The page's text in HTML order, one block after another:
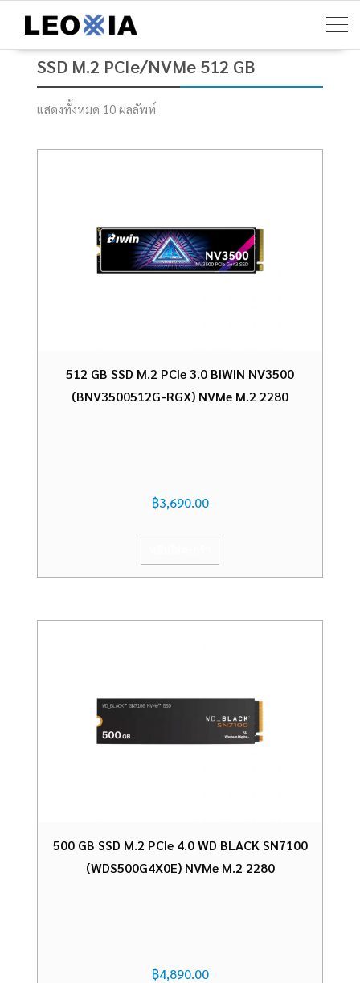
content
SSD M.2 PCIe/NVMe 512 GB
แสดงทั้งหมด 10 ผลลัพท์
512 GB SSD M.2 PCIe 3.0 BIWIN NV3500
(BNV3500512G-RGX) NVMe M.2 2280
฿3,690.00
500 GB SSD M.2 PCIe 4.0 WD BLACK SN7100
(WDS500G4X0E) NVMe M.2 2280
฿4,890.00